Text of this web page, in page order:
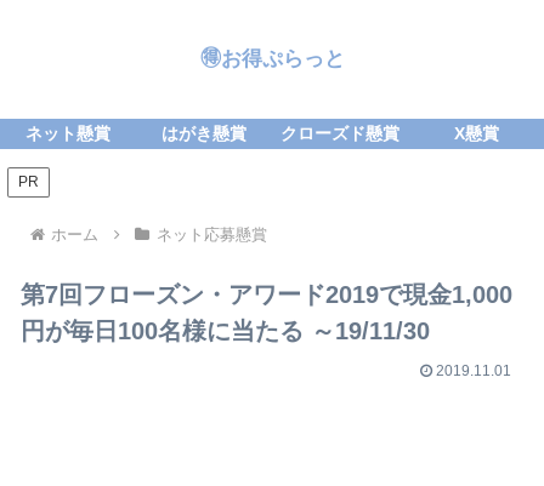
🉐お得ぷらっと
ネット懸賞 はがき懸賞 クローズド懸賞 X懸賞
PR
ホーム ネット応募懸賞
第7回フローズン・アワード2019で現金1,000
円が毎日100名様に当たる ～19/11/30
2019.11.01